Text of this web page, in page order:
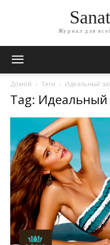
Журнал для
Домой Теги Идеальный
Tag: Идеальный